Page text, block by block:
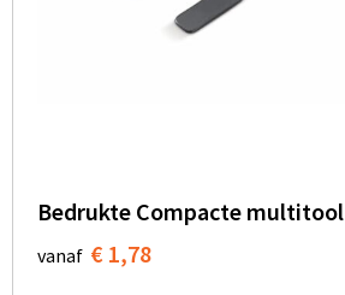
Bedrukte Compacte multitool
vanaf € 1,78